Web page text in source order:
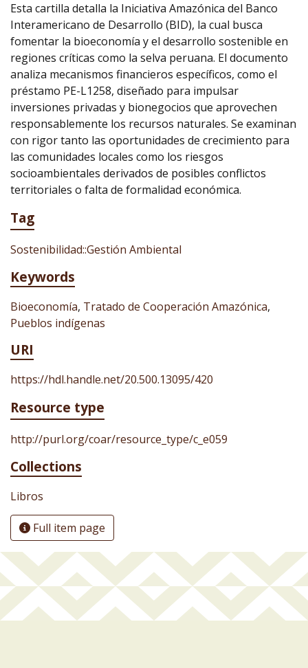
Esta cartilla detalla la Iniciativa Amazónica del Banco
Interamericano de Desarrollo (BID), la cual busca
fomentar la bioeconomía y el desarrollo sostenible en
regiones críticas como la selva peruana. El documento
analiza mecanismos financieros específicos, como el
préstamo PE-L1258, diseñado para impulsar
inversiones privadas y bionegocios que aprovechen
responsablemente los recursos naturales. Se examinan
con rigor tanto las oportunidades de crecimiento para
las comunidades locales como los riesgos
socioambientales derivados de posibles conflictos
territoriales o falta de formalidad económica.
Tag
Sostenibilidad::Gestión Ambiental
Keywords
Bioeconomía, Tratado de Cooperación Amazónica,
Pueblos indígenas
URI
https://hdl.handle.net/20.500.13095/420
Resource type
http://purl.org/coar/resource_type/c_e059
Collections
Libros
Full item page